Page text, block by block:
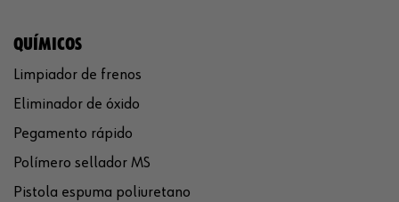
QUÍMICOS
Limpiador de frenos
Eliminador de óxido
Pegamento rápido
Polímero sellador MS
Pistola espuma poliuretano